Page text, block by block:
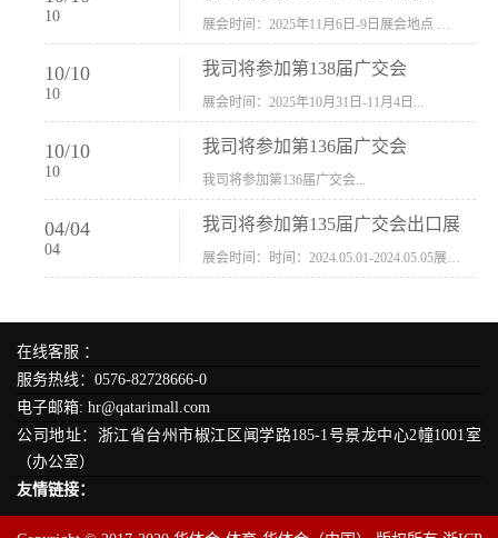
10
10/10
10
我司将参加第138届广交会
展会时间：2025年10月31日-11月4日...
10/10
10
我司将参加第136届广交会
我司将参加第136届广交会...
04/04
04
我司将参加第135届广交会出口展
展会时间：时间：2024.05.01-2024.05.05展会地址：中国进出口商品交易会展馆福建康莱宝公司展位号12.1G37-38、H11-12，浙江康莱宝展位号17.1B23-24、C19-20...
在线客服 ：
服务热线：0576-82728666-0
电子邮箱: hr@qatarimall.com
公司地址：浙江省台州市椒江区闻学路185-1号景龙中心2幢1001室
（办公室）
友情链接：